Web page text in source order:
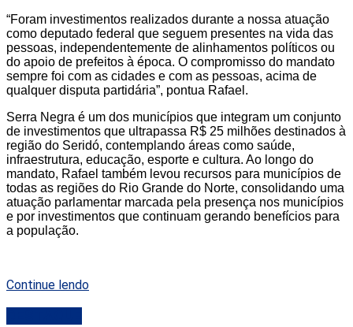
“Foram investimentos realizados durante a nossa atuação
como deputado federal que seguem presentes na vida das
pessoas, independentemente de alinhamentos políticos ou
do apoio de prefeitos à época. O compromisso do mandato
sempre foi com as cidades e com as pessoas, acima de
qualquer disputa partidária”, pontua Rafael.
Serra Negra é um dos municípios que integram um conjunto
de investimentos que ultrapassa R$ 25 milhões destinados à
região do Seridó, contemplando áreas como saúde,
infraestrutura, educação, esporte e cultura. Ao longo do
mandato, Rafael também levou recursos para municípios de
todas as regiões do Rio Grande do Norte, consolidando uma
atuação parlamentar marcada pela presença nos municípios
e por investimentos que continuam gerando benefícios para
a população.
Continue lendo